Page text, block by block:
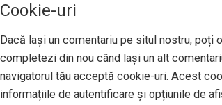
Cookie-uri
Dacă lași un comentariu pe situl nostru, poți
completezi din nou când lași un alt
navigatorul tău acceptă cookie-uri. Acest
informațiile de autentificare și opțiunile de